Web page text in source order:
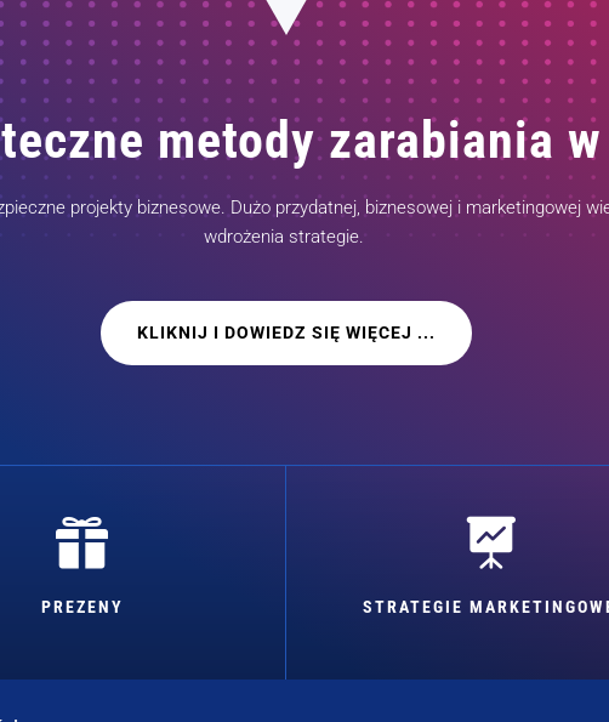
metody zarabiania
projekty biznesowe. Dużo przydatnej, biznesowej i marketingowej
wdrożenia strategie.
KLIKNIJ I DOWIEDZ SIĘ WIĘCEJ ...

PREZENY

STRATEGIE